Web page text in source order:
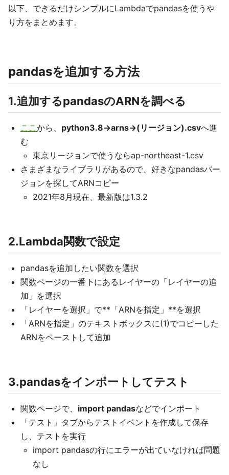
以下、できるだけシンプルにLambdaでpandasを使うや
り方をまとめます。
pandasを追加する方法
1.追加するpandasのARNを調べる
ここから、 python3.8->arns->(リージョン).csvへ進
む
東京リージョンで使うならap-northeast-1.csv
さまざまなライブラリがあるので、好きなpandasバー
ジョンを探してARNコピー
2021年8月現在、最新版は1.3.2
2.Lambda関数で設定
pandasを追加したい関数を選択
関数ページの一番下にあるレイヤーの「レイヤーの追
加」を選択
「レイヤーを選択」で**「ARNを指定」**を選択
「ARNを指定」のテキストボックスに(1)でコピーした
ARNをペーストして追加
3.pandasをインポートしてテスト
関数ページで、 import pandasなどでインポート
「テスト」タブからテストイベントを作成して保存
し、テストを実行
import pandasの行にエラーが出ていなければ問題
なし